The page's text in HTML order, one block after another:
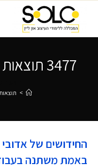
3477
>
באמת משתנה